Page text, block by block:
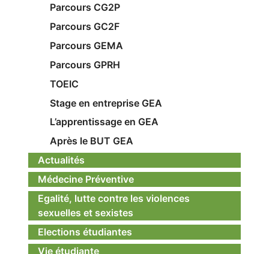
Parcours CG2P
Parcours GC2F
Parcours GEMA
Parcours GPRH
TOEIC
Stage en entreprise GEA
L’apprentissage en GEA
Après le BUT GEA
Actualités
Médecine Préventive
Egalité, lutte contre les violences
sexuelles et sexistes
Elections étudiantes
Vie étudiante